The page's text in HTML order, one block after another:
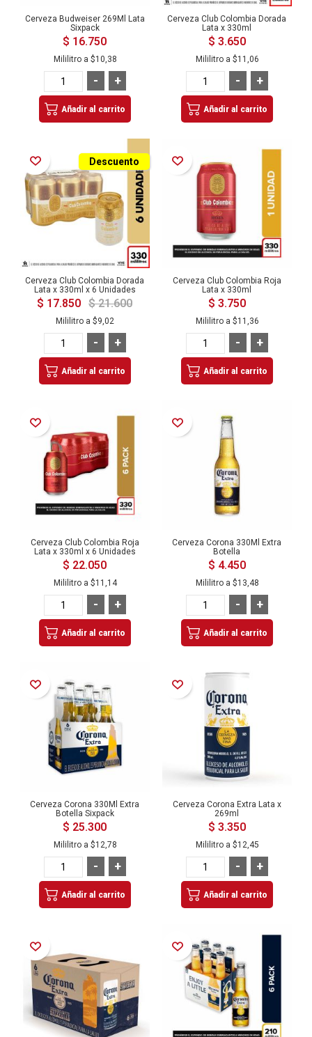
Cerveza Budweiser 269Ml Lata
Sixpack
$ 16.750
Mililitro a $10,38
+
-
Añadir al carrito
Cerveza Club Colombia Dorada
Lata x 330ml
$ 3.650
Mililitro a $11,06
+
-
Añadir al carrito
Añadir a la Lista de Deseos
Cerveza Club Colombia Dorada
Lata x 330ml x 6 Unidades
$ 17.850
Descuento
$ 21.600
Mililitro a $9,02
+
-
Añadir al carrito
Añadir a la Lista de Deseos
Cerveza Club Colombia Roja
Lata x 330ml
$ 3.750
Mililitro a $11,36
+
-
Añadir al carrito
Añadir a la Lista de Deseos
Cerveza Club Colombia Roja
Lata x 330ml x 6 Unidades
$ 22.050
Mililitro a $11,14
+
-
Añadir al carrito
Añadir a la Lista de Deseos
Cerveza Corona 330Ml Extra
Botella
$ 4.450
Mililitro a $13,48
+
-
Añadir al carrito
Añadir a la Lista de Deseos
Cerveza Corona 330Ml Extra
Botella Sixpack
$ 25.300
Mililitro a $12,78
+
-
Añadir al carrito
Añadir a la Lista de Deseos
Cerveza Corona Extra Lata x
269ml
$ 3.350
Mililitro a $12,45
+
-
Añadir al carrito
Añadir a la Lista de Deseos Añadir a la Lista de Deseos